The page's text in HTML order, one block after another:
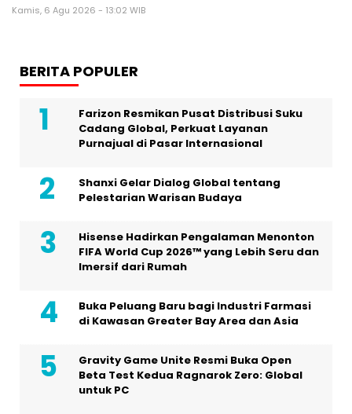
Kamis, 6 Agu 2026 - 13:02 WIB
BERITA POPULER
Farizon Resmikan Pusat Distribusi Suku
Cadang Global, Perkuat Layanan
Purnajual di Pasar Internasional
Shanxi Gelar Dialog Global tentang
Pelestarian Warisan Budaya
Hisense Hadirkan Pengalaman Menonton
FIFA World Cup 2026™ yang Lebih Seru dan
Imersif dari Rumah
Buka Peluang Baru bagi Industri Farmasi
di Kawasan Greater Bay Area dan Asia
Gravity Game Unite Resmi Buka Open
Beta Test Kedua Ragnarok Zero: Global
untuk PC